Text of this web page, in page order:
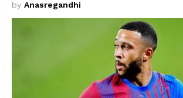
by Anasregandhi